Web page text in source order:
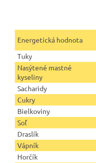
Energetická hodnota
Tuky
Nasýtené mastné
kyseliny
Sacharidy
Cukry
Bielkoviny
Soľ
Draslík
Vápník
Horčík